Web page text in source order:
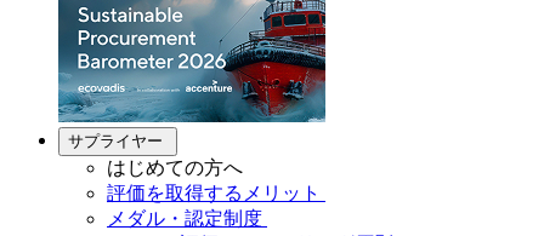
サプライヤー
はじめての方へ
評価を取得するメリット
メダル・認定制度